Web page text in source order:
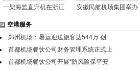
一架海监直升机在浙江 安徽民航机场集团举办
空港服务
郑州机场：暑运迎送旅客达544万 创
首都机场餐饮公司财务管理系统正式上
首都机场餐饮公司开展“防风险保平安